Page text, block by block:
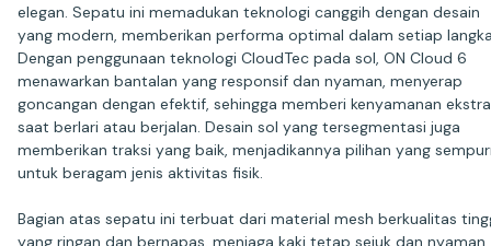
elegan. Sepatu ini memadukan teknologi canggih dengan desain
yang modern, memberikan performa optimal dalam setiap
Dengan penggunaan teknologi CloudTec pada sol, ON Cloud 6
menawarkan bantalan yang responsif dan nyaman, menyerap
goncangan dengan efektif, sehingga memberi kenyamanan ekstra
saat berlari atau berjalan. Desain sol yang tersegmentasi juga
memberikan traksi yang baik, menjadikannya pilihan yang
untuk beragam jenis aktivitas fisik.
Bagian atas sepatu ini terbuat dari material mesh berkualitas
yang ringan dan bernapas, menjaga kaki tetap sejuk dan nyaman